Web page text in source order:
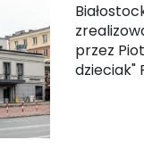
przez
dzieciak"